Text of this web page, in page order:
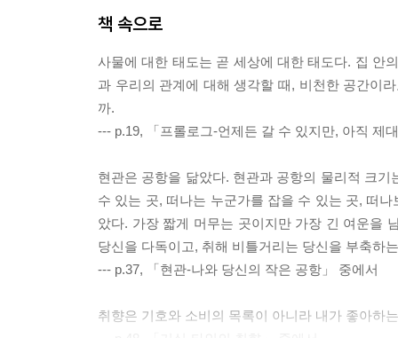
책 속으로
사물에 대한 태도는 곧 세상에 대한 태도다. 집 안
과 우리의 관계에 대해 생각할 때, 비천한 공간이
까.
--- p.19, 「프롤로그-언제든 갈 수 있지만, 아직 제
현관은 공항을 닮았다. 현관과 공항의 물리적 크
수 있는 곳, 떠나는 누군가를 잡을 수 있는 곳, 떠
았다. 가장 짧게 머무는 곳이지만 가장 긴 여운을
당신을 다독이고, 취해 비틀거리는 당신을 부축하
--- p.37, 「현관-나와 당신의 작은 공항」 중에서
취향은 기호와 소비의 목록이 아니라 내가 좋아하